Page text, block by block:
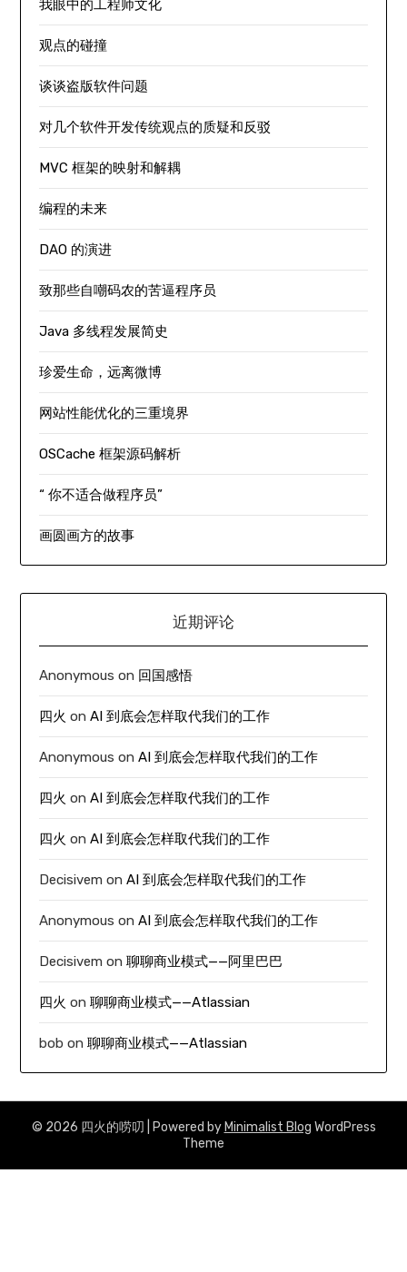
我眼中的工程师文化
观点的碰撞
谈谈盗版软件问题
对几个软件开发传统观点的质疑和反驳
MVC 框架的映射和解耦
编程的未来
DAO 的演进
致那些自嘲码农的苦逼程序员
Java 多线程发展简史
珍爱生命，远离微博
网站性能优化的三重境界
OSCache 框架源码解析
“ 你不适合做程序员”
画圆画方的故事
近期评论
Anonymous on 回国感悟
四火 onAI 到底会怎样取代我们的工作
Anonymous onAI 到底会怎样取代我们的工作
四火 onAI 到底会怎样取代我们的工作
四火 onAI 到底会怎样取代我们的工作
Decisivem onAI 到底会怎样取代我们的工作
Anonymous onAI 到底会怎样取代我们的工作
Decisivem on聊聊商业模式——阿里巴巴
四火 on聊聊商业模式——Atlassian
bob on聊聊商业模式——Atlassian
© 2026 四火的唠叨 | Powered by Minimalist Blog WordPress
Theme